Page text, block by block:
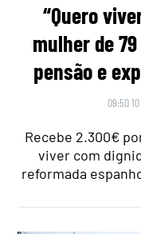
“Quero
mulher de
pensão e
09:50
Recebe 2.300€
viver com
reformada